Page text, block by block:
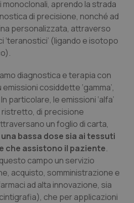
& Testa Collo
aprendo la strada
di precisione, nonché ad
personalizzata, attraverso
‘teranostici’ (ligando e isotopo
diagnostica e terapia con
cosiddette ‘gamma’,
In particolare, le emissioni ‘alfa’
ristretto, di precisione
un foglio di carta,
bassa dose sia ai tessuti
che assistono il paziente.
campo un servizio
acquisto, somministrazione e
ad alta innovazione, sia
che per applicazioni